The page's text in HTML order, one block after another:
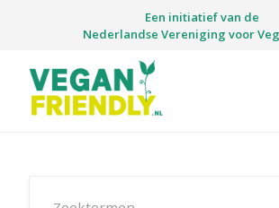
Een initiatief van de
Nederlandse Vereniging voor